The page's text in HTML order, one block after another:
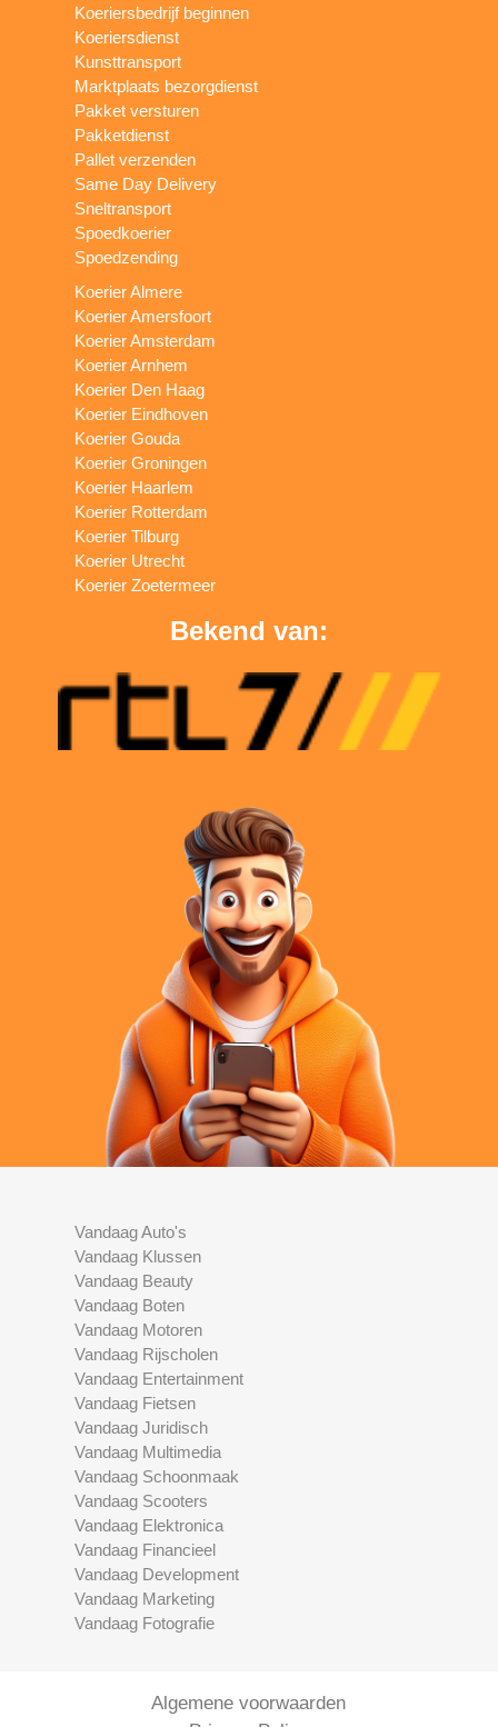
Koeriersbedrijf beginnen
Koeriersdienst
Kunsttransport
Marktplaats bezorgdienst
Pakket versturen
Pakketdienst
Pallet verzenden
Same Day Delivery
Sneltransport
Spoedkoerier
Spoedzending
Koerier Almere
Koerier Amersfoort
Koerier Amsterdam
Koerier Arnhem
Koerier Den Haag
Koerier Eindhoven
Koerier Gouda
Koerier Groningen
Koerier Haarlem
Koerier Rotterdam
Koerier Tilburg
Koerier Utrecht
Koerier Zoetermeer
Bekend van:
Vandaag Auto's
Vandaag Klussen
Vandaag Beauty
Vandaag Boten
Vandaag Motoren
Vandaag Rijscholen
Vandaag Entertainment
Vandaag Fietsen
Vandaag Juridisch
Vandaag Multimedia
Vandaag Schoonmaak
Vandaag Scooters
Vandaag Elektronica
Vandaag Financieel
Vandaag Development
Vandaag Marketing
Vandaag Fotografie
Algemene voorwaarden